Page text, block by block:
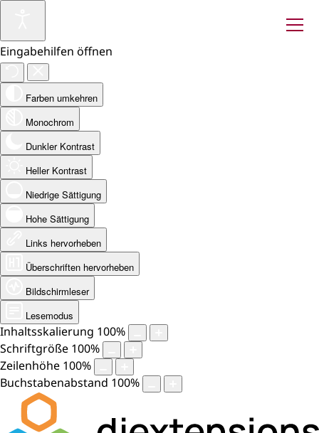
Eingabehilfen öffnen
Farben umkehren
Monochrom
Dunkler Kontrast
Heller Kontrast
Niedrige Sättigung
Hohe Sättigung
Links hervorheben
Überschriften hervorheben
Bildschirmleser
Lesemodus
Inhaltsskalierung 100%
Schriftgröße 100%
Zeilenhöhe 100%
Buchstabenabstand 100%